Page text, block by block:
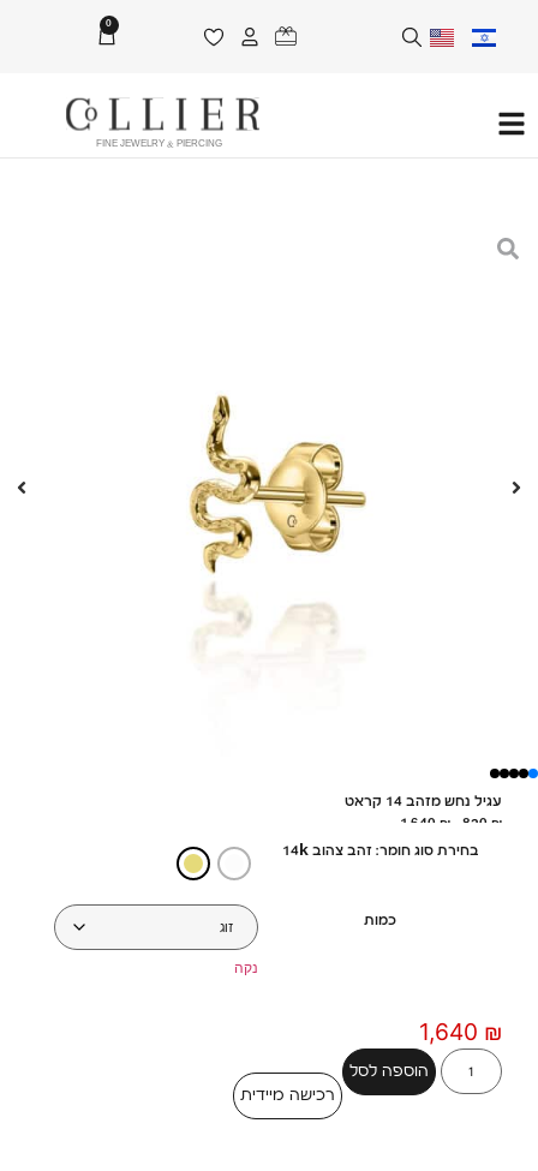
0
FINE JEWELRY & PIERCING
עגיל נחש מזהב 14 קראט
820 ₪
1,640 ₪
בחירת סוג חומר: זהב צהוב 14k
כמות
נקה
1,640 ₪
הוספה לסל
רכישה מיידית